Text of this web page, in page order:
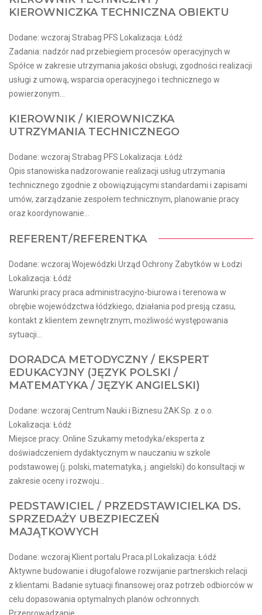
KIEROWNICZKA TECHNICZNA OBIEKTU
Dodane: wczoraj Strabag PFS Lokalizacja: Łódź
Zadania: nadzór nad przebiegiem procesów operacyjnych w
Spółce w zakresie utrzymania jakości obsługi, zgodności realizacji
usługi z umową, wsparcia operacyjnego i technicznego w
powierzonym...
KIEROWNIK / KIEROWNICZKA
UTRZYMANIA TECHNICZNEGO
Dodane: wczoraj Strabag PFS Lokalizacja: Łódź
Opis stanowiska nadzorowanie realizacji usług utrzymania
technicznego zgodnie z obowiązującymi standardami i zapisami
umów, zarządzanie zespołem technicznym, planowanie pracy
oraz koordynowanie...
REFERENT/REFERENTKA
Dodane: wczoraj Wojewódzki Urząd Ochrony Zabytków w Łodzi
Lokalizacja: Łódź
Warunki pracy praca administracyjno-biurowa i terenowa w
obrębie wojewódzctwa łódzkiego, działania pod presją czasu,
kontakt z klientem zewnętrznym, możliwość występowania
sytuacji...
DORADCA METODYCZNY / EKSPERT
EDUKACYJNY (JĘZYK POLSKI /
MATEMATYKA / JĘZYK ANGIELSKI)
Dodane: wczoraj Centrum Nauki i Biznesu ŻAK Sp. z o.o.
Lokalizacja: Łódź
Miejsce pracy: Online Szukamy metodyka/eksperta z
doświadczeniem dydaktycznym w nauczaniu w szkole
podstawowej (j. polski, matematyka, j. angielski) do konsultacji w
zakresie oceny i rozwoju...
PEDSTAWICIEL / PRZEDSTAWICIELKA DS.
SPRZEDAŻY UBEZPIECZEŃ
MAJĄTKOWYCH
Dodane: wczoraj Klient portalu Praca.pl Lokalizacja: Łódź
Aktywne budowanie i długofalowe rozwijanie partnerskich relacji
z klientami. Badanie sytuacji finansowej oraz potrzeb odbiorców w
celu dopasowania optymalnych planów ochronnych.
Przeprowadzanie...